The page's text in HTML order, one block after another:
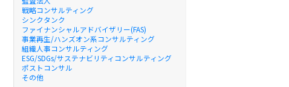
戦略コンサルティング
シンクタンク
ファイナンシャルアドバイザリー(FAS)
事業再生/ハンズオン系コンサルティング
組織人事コンサルティング
ESG/SDGs/サステナビリティコンサルティング
ポストコンサル
その他